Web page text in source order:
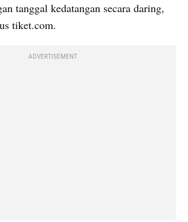
tanggal kedatangan secara daring,
tiket.com.
ADVERTISEMENT